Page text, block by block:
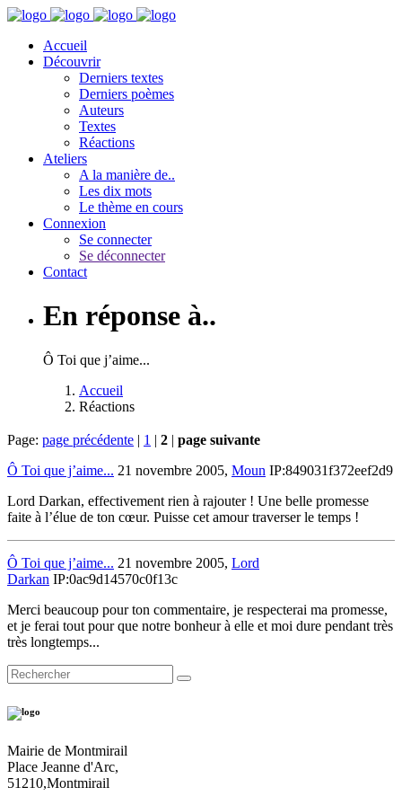
Accueil
Découvrir
Derniers textes
Derniers poèmes
Auteurs
Textes
Réactions
Ateliers
A la manière de..
Les dix mots
Le thème en cours
Connexion
Se connecter
Se déconnecter
Contact
En réponse à..
Ô Toi que j’aime...
Accueil
Réactions
Page: page précédente | 1 | 2 | page suivante
Ô Toi que j’aime... 21 novembre 2005, Moun IP:849031f372eef2d9
Lord Darkan, effectivement rien à rajouter ! Une belle promesse
faite à l’élue de ton cœur. Puisse cet amour traverser le temps !
Ô Toi que j’aime... 21 novembre 2005, Lord
Darkan IP:0ac9d14570c0f13c
Merci beaucoup pour ton commentaire, je respecterai ma promesse,
et je ferai tout pour que notre bonheur à elle et moi dure pendant très
très longtemps...
Mairie de Montmirail
Place Jeanne d'Arc,
51210,Montmirail